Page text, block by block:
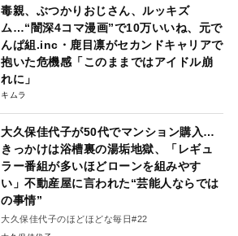
毒親、ぶつかりおじさん、ルッキズ
ム…“闇深4コマ漫画”で10万いいね、元で
んぱ組.inc・鹿目凛がセカンドキャリアで
抱いた危機感「このままではアイドル崩
れに」
キムラ
大久保佳代子が50代でマンション購入…
きっかけは浴槽裏の湯垢地獄、「レギュ
ラー番組が多いほどローンを組みやす
い」不動産屋に言われた“芸能人ならでは
の事情”
大久保佳代子のほどほどな毎日#22